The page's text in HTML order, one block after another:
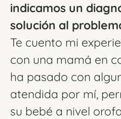
indicamos un
solución al
Te cuento mi
con una mamá en
ha pasado con
atendida por mí,
su bebé a nivel